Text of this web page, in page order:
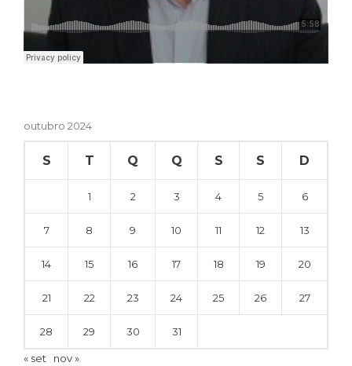
outubro 2024
S T Q Q S S D
1 2 3 4 5 6
7 8 9 10 11 12 13
14 15 16 17 18 19 20
21 22 23 24 25 26 27
28 29 30 31
« set nov »